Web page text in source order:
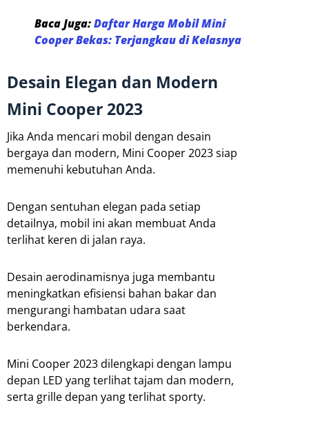
Baca Juga:Daftar Harga Mobil Mini
Cooper Bekas: Terjangkau di Kelasnya
Desain Elegan dan Modern
Mini Cooper 2023
Jika Anda mencari mobil dengan desain
bergaya dan modern, Mini Cooper 2023 siap
memenuhi kebutuhan Anda.
Dengan sentuhan elegan pada setiap
detailnya, mobil ini akan membuat Anda
terlihat keren di jalan raya.
Desain aerodinamisnya juga membantu
meningkatkan efisiensi bahan bakar dan
mengurangi hambatan udara saat
berkendara.
Mini Cooper 2023 dilengkapi dengan lampu
depan LED yang terlihat tajam dan modern,
serta grille depan yang terlihat sporty.